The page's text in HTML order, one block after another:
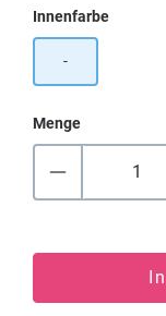
Innenfarbe
-
Menge